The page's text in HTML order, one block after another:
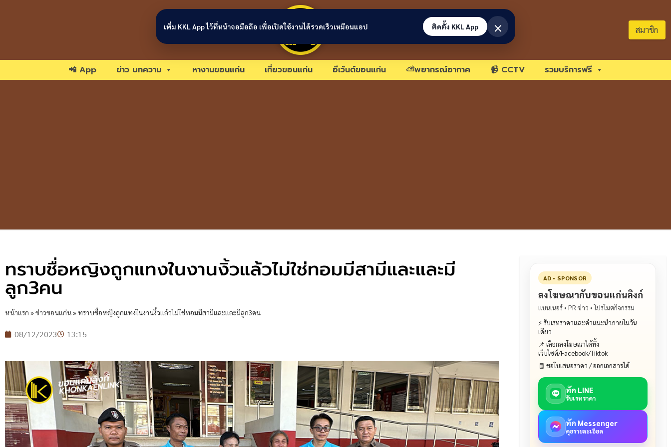
ขอนแก่นลิงก์ สมาชิก
📲 App ข่าว บทความ หางานขอนแก่น เที่ยวขอนแก่น อีเว้นต์ขอนแก่น ⛅พยากรณ์อากาศ 📹 CCTV รวมบริการฟรี
ทราบชื่อหญิงถูกแทงในงานงิ้วแล้วไม่ใช่ทอมมีสามีและและมี
ลูก3คน
หน้าแรก »ข่าวขอนแก่น» ทราบชื่อหญิงถูกแทงในงานงิ้วแล้วไม่ใช่ทอมมีสามีและและมีลูก3คน
08/12/2023 13:15
AD • SPONSOR
ลงโฆษณากับขอนแก่นลิงก์
แบนเนอร์ • PR ข่าว • โปรโมตกิจกรรม
⚡ รับเรทราคาและคำแนะนำภายในวัน
เดียว
📌 เลือกลงโฆษณาได้ทั้ง
เว็บไซต์/Facebook/Tiktok
🧾 ขอใบเสนอราคา / ออกเอกสารได้
ทัก LINE
รับเรทราคา
ทัก Messenger
คุยรายละเอียด
เพิ่ม KKL App ไว้ที่หน้าจอมือถือ เพื่อเปิดใช้งานได้รวดเร็วเหมือนแอป ติดตั้ง KKL App ×